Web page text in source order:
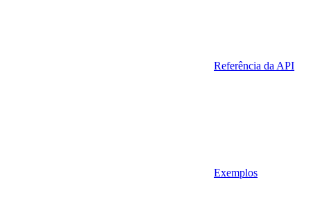
Referência da API
Exemplos